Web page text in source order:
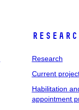
Research
Current
Habilitation
appointment